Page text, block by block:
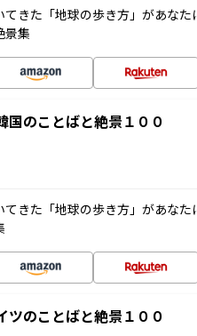
きた「地球の歩き方」があな
景集
国のことばと絶景１００
きた「地球の歩き方」があな
ツのことばと絶景１００